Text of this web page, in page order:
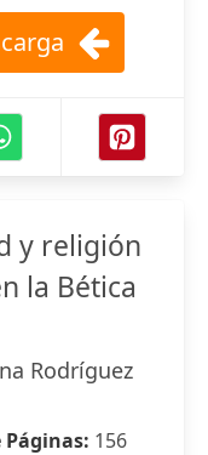
y religión
la Bética
Rodríguez
156